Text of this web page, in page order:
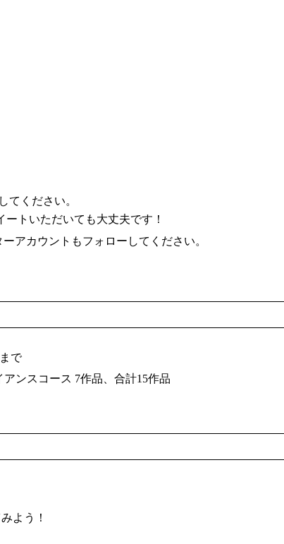
てください。
トいただいても大丈夫です！
アカウントもフォローしてください。
で
ンスコース 7作品、合計15作品
よう！